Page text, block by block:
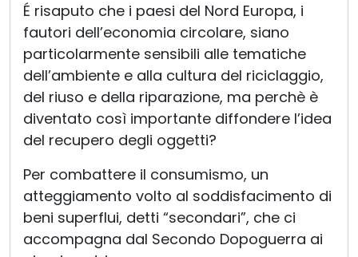
É risaputo che i paesi del Nord Europa, i
fautori dell’economia circolare, siano
particolarmente sensibili alle tematiche
dell’ambiente e alla cultura del riciclaggio,
del riuso e della riparazione, ma perchè è
diventato così importante diffondere l’idea
del recupero degli oggetti?
Per combattere il consumismo, un
atteggiamento volto al soddisfacimento di
beni superflui, detti “secondari”, che ci
accompagna dal Secondo Dopoguerra ai